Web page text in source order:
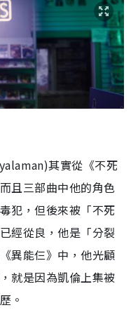
其實從《不死
且三部曲中他的角色
犯，但後來被「不死
經從良，他是「分裂
異能仨》中，他光顧
就是因為凱倫上集被
。